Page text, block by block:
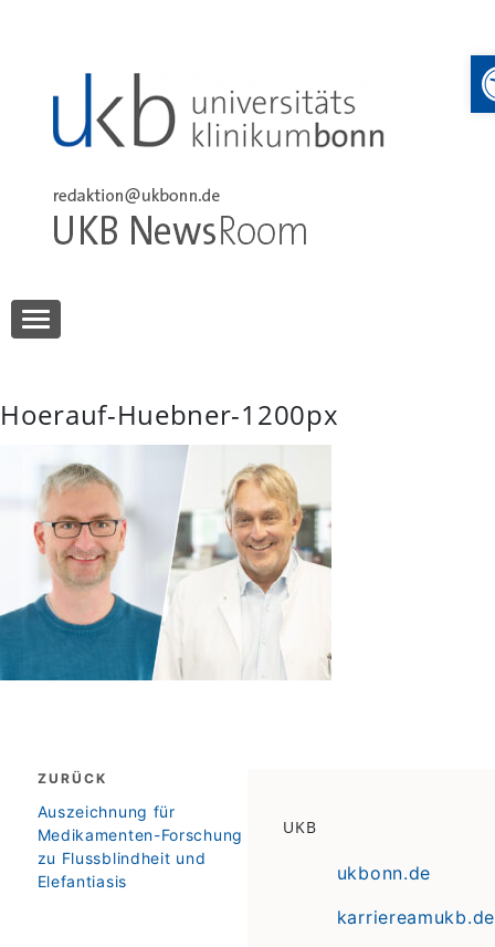
UKB NewsRoom
Hoerauf-Huebner-1200px
Beitragsnavigation
ZURÜCK
zurück
Auszeichnung für
Medikamenten-Forschung
zu Flussblindheit und
Elefantiasis
UKB
ukbonn.de
karriereamukb.de